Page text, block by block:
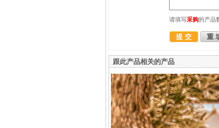
请填写采购的产品
跟此产品相关的产品